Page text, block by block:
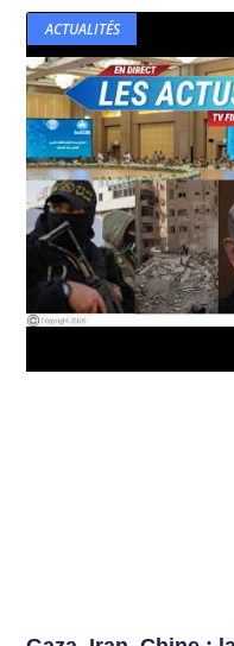
ACTUALITÉS